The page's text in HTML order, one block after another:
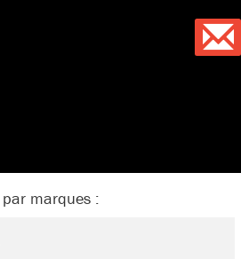
par marques :